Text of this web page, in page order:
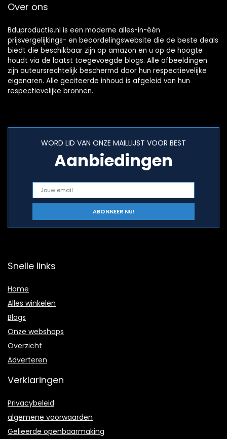
Over ons
Bduproductie.nl is een moderne alles-in-één
prijsvergelijkings- en beoordelingswebsite die de beste deals
biedt die beschikbaar zijn op amazon en u op de hoogte
houdt via de laatst toegevoegde blogs. Alle afbeeldingen
zijn auteursrechtelijk beschermd door hun respectievelijke
eigenaren. Alle geciteerde inhoud is afgeleid van hun
respectievelijke bronnen.
WORD LID VAN ONZE MAILLIJST VOOR BEST
Aanbiedingen
Snelle links
Home
Alles winkelen
Blogs
Onze webshops
Overzicht
Adverteren
Verklaringen
Privacybeleid
algemene voorwaarden
Gelieerde openbaarmaking